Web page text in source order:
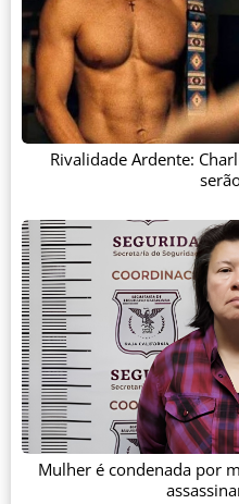
Rivalidade Ardente:
Mulher é condenada por